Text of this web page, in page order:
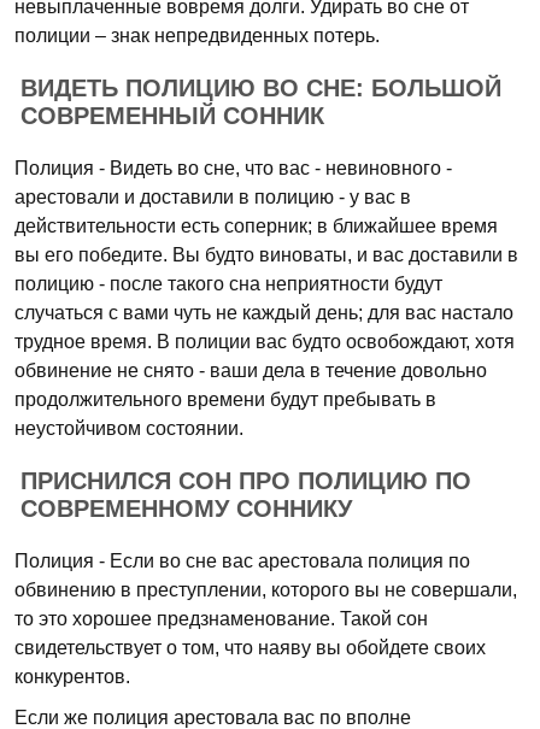
невыплаченные вовремя долги. Удирать во сне от
полиции – знак непредвиденных потерь.
ВИДЕТЬ ПОЛИЦИЮ ВО СНЕ: БОЛЬШОЙ
СОВРЕМЕННЫЙ СОННИК
Полиция - Видеть во сне, что вас - невиновного -
арестовали и доставили в полицию - у вас в
действительности есть соперник; в ближайшее время
вы его победите. Вы будто виноваты, и вас доставили в
полицию - после такого сна неприятности будут
случаться с вами чуть не каждый день; для вас настало
трудное время. В полиции вас будто освобождают, хотя
обвинение не снято - ваши дела в течение довольно
продолжительного времени будут пребывать в
неустойчивом состоянии.
ПРИСНИЛСЯ СОН ПРО ПОЛИЦИЮ ПО
СОВРЕМЕННОМУ СОННИКУ
Полиция - Если во сне вас арестовала полиция по
обвинению в преступлении, которого вы не совершали,
то это хорошее предзнаменование. Такой сон
свидетельствует о том, что наяву вы обойдете своих
конкурентов.
Если же полиция арестовала вас по вполне